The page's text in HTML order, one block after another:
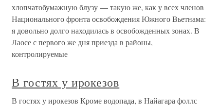
хлопчатобумажную блузу — такую же, как у всех членов
Национального фронта освобождения Южного Вьетнама:
я довольно долго находилась в освобожденных зонах. В
Лаосе с первого же дня приезда в районы,
контролируемые
В гостях у ирокезов
В гостях у ирокезов Кроме водопада, в Найагара фоллс